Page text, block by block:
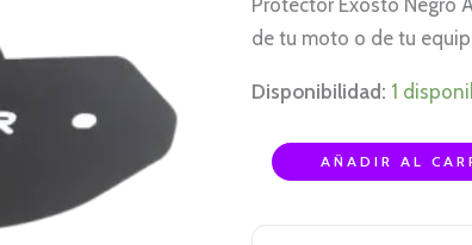
de tu moto o de tu
Disponibilidad: 1
3D
CROMO
cantidad
AÑADIR AL